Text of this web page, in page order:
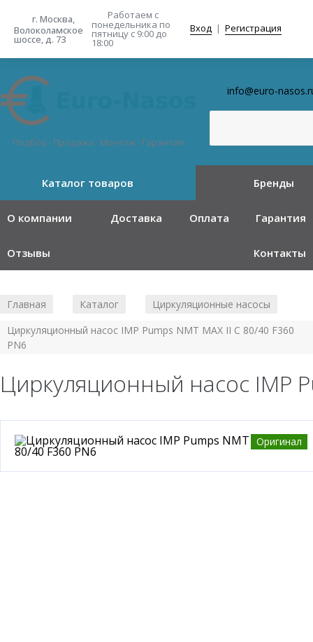
г. Москва,
Волоколамское
шоссе, д. 73
Работаем с
понедельника по
пятницу с 9:00 до
18:00
Вход | Регистрация
Подбор · Продажа · Монтаж · Гарантия
info@euro-
Каталог товаров Бренды
О компании Доставка Оплата Гарантия
Отзывы Контакты
Главная Каталог Циркуляционные насосы
Циркуляционный насос IMP Pumps NMT MAX II C 80/40 F360
PN6
Циркуляционный насос IMP
Оригинал